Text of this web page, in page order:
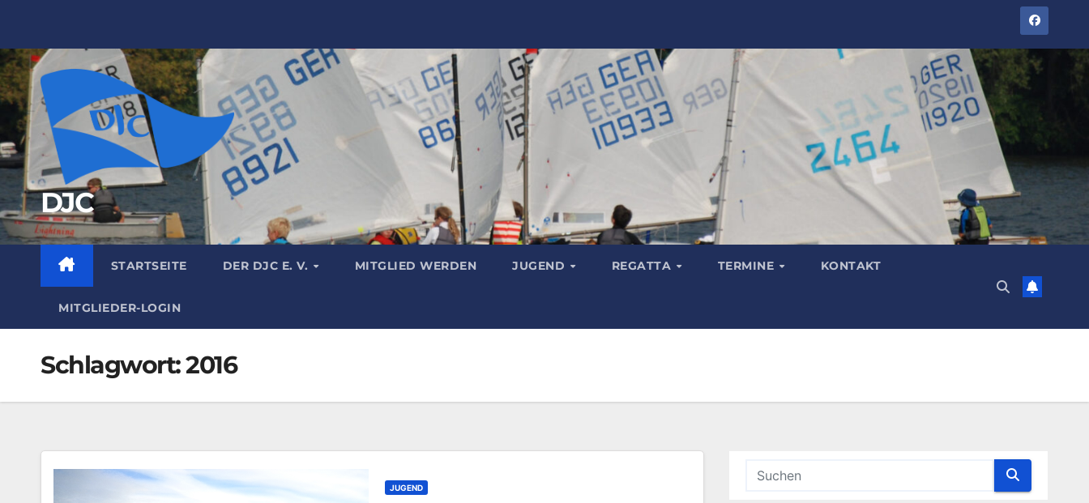
springen
DJC
STARTSEITE DER DJC E. V. MITGLIED WERDEN JUGEND REGATTA TERMINE KONTAKT
MITGLIEDER-LOGIN
Schlagwort:2016
JUGEND